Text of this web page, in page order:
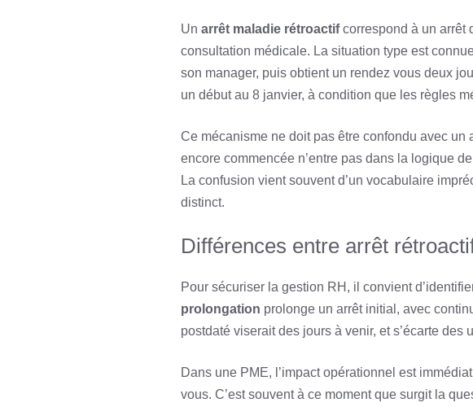
Un arrêt maladie rétroactifcorrespond à un arrêt
consultation médicale. La situation type est
son manager, puis obtient un rendez vous deux
un début au 8 janvier, à condition que les règles
Ce mécanisme ne doit pas être confondu avec
encore commencée n’entre pas dans la logique
La confusion vient souvent d’un vocabulaire
distinct.
Différences entre arrêt
Pour sécuriser la gestion RH, il convient
prolongation prolonge un arrêt initial, avec
postdaté viserait des jours à venir, et s’écarte des
Dans une PME, l’impact opérationnel est
vous. C’est souvent à ce moment que surgit la